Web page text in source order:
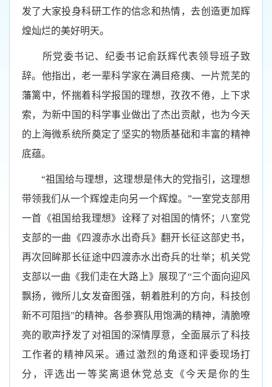
发了大家投身科研工作的信念和热情，去创造更加辉
煌灿烂的美好明天。
所党委书记、纪委书记俞跃辉代表领导班子致
辞。他指出，老一辈科学家在满目疮痍、一片荒芜的
藩篱中，怀揣着科学报国的理想，孜孜不倦，上下求
索，为新中国的科学事业做出了杰出贡献，也为今天
的上海微系统所奠定了坚实的物质基础和丰富的精神
底蕴。
“祖国给与理想，这理想是伟大的党指引，这理想
带领我们从一个辉煌走向另一个辉煌。 ”一室党支部用
一首《祖国给我理想》诠释了对祖国的情怀；八室党
支部的一曲《四渡赤水出奇兵》翻开长征这部史书，
再次回眸那长征途中四渡赤水出奇兵的壮举； 机关党
支部以一曲《我们走在大路上》展现了“三个面向迎风
飘扬，微所儿女发奋图强，朝着胜利的方向，科技创
新不可阻挡”的精神。各参赛队用饱满的精神，清脆嘹
亮的歌声抒发了对祖国的深情厚意， 全面展示了科技
工作者的精神风采。通过激烈的角逐和评委现场打
分，评选出一等奖 离退休党总支《今天是你的生